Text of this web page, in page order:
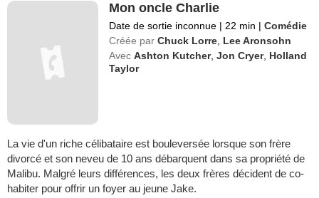
Mon oncle Charlie
Date de sortie inconnue | 22 min | Comédie
Créée par Chuck Lorre Lee Aronsohn
Avec Ashton Kutcher,Jon Cryer, Holland
Taylor
La vie d'un riche célibataire est bouleversée lorsque son frère
divorcé et son neveu de 10 ans débarquent dans sa propriété de
Malibu. Malgré leurs différences, les deux frères décident de co-
habiter pour offrir un foyer au jeune Jake.